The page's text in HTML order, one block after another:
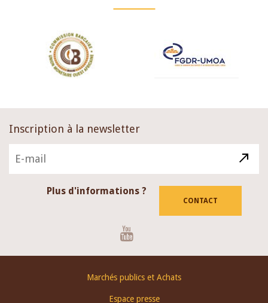
Inscription à la newsletter
Plus d'informations ?
CONTACT
Marchés publics et Achats
Espace presse